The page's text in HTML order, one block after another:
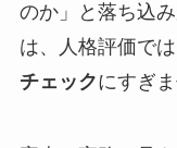
のか」と落ち込
は、人格評価では
チェックにすぎま